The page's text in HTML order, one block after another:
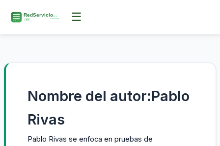
☰
Nombre del autor:Pablo
Rivas
Pablo Rivas se enfoca en pruebas de